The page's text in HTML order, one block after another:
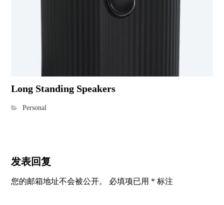
Long Standing Speakers
Personal
发表回复
您的邮箱地址不会被公开。 必填项已用 * 标注